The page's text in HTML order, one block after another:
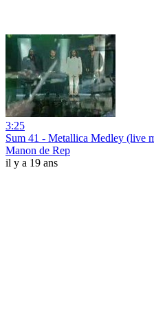
3:25
Sum 41 - Metallica Medley (live
Manon de Rep
il y a 19 ans